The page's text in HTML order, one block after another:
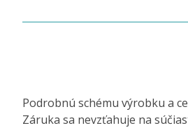
Podrobnú schému výrobku a
Záruka sa nevzťahuje na